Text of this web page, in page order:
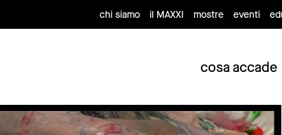
chi siamo il MAXXI mostre eventi
cosa accade